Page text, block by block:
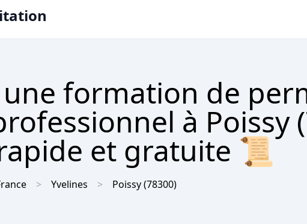
formation de
à Poissy
et gratuite 📜
Yvelines Poissy(78300)